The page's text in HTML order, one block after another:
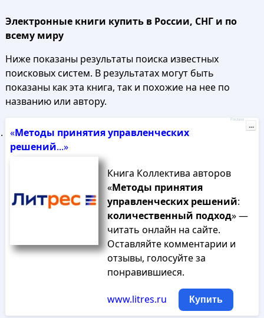
Электронные книги купить в России, СНГ и по
всему миру
Ниже показаны результаты поиска известных
поисковых систем. В результатах могут быть
показаны как эта книга, так и похожие на нее по
названию или автору.
«Методы принятияуправленческих
решений...»
Книга Коллектива авторов
«Методы принятия
управленческих решений:
количественный подход» —
читать онлайн на сайте.
Оставляйте комментарии и
отзывы, голосуйте за
понравившиеся.
www.litres.ru Купить
Реклама
...